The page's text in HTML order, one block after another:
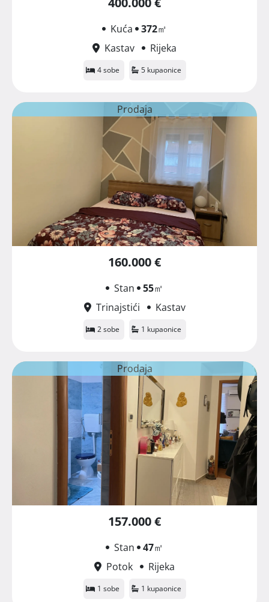
Kuća 372㎡
Kastav
Rijeka
4 sobe 5 kupaonice
Prodaja
160.000 €
Stan 55㎡
Trinajstići
Kastav
2 sobe 1 kupaonice
Prodaja
157.000 €
Stan 47㎡
Potok
Rijeka
1 sobe 1 kupaonice